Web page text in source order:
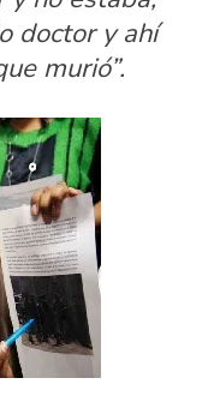
doctor y ahí
murió”.